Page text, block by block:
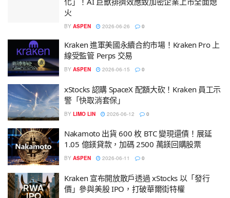
火
BY ASPEN 2026-06-26 0
Kraken 進軍美國永續合約市場！Kraken Pro 上
線受監管 Perps 交易
BY ASPEN 2026-06-15 0
xStocks 認購 SpaceX 配額大砍！Kraken 員工示
警「快取消套保」
BY LIMO LIN 2026-06-12 0
Nakamoto 出貨 600 枚 BTC 變現還債！展延
1.05 億鎂貸款，加碼 2500 萬鎂回購股票
BY ASPEN 2026-06-11 0
Kraken 宣布開放散戶透過 xStocks 以「發行
價」參與美股 IPO，打破華爾街特權